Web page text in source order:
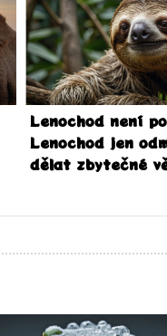
Lenochod není
Lenochod jen
dělat zbytečné